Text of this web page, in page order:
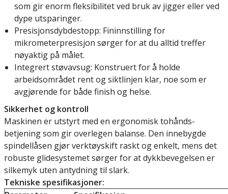
som gir enorm fleksibilitet ved bruk av jigger eller ved
dype utsparinger.
Presisjonsdybdestopp: Fininnstilling for
mikrometerpresisjon sørger for at du alltid treffer
nøyaktig på målet.
Integrert støvavsug: Konstruert for å holde
arbeidsområdet rent og siktlinjen klar, noe som er
avgjørende for både finish og helse.
Sikkerhet og kontroll
Maskinen er utstyrt med en ergonomisk tohånds-
betjening som gir overlegen balanse. Den innebygde
spindellåsen gjør verktøyskift raskt og enkelt, mens det
robuste glidesystemet sørger for at dykkbevegelsen er
silkemyk uten antydning til slark.
Tekniske spesifikasjoner: